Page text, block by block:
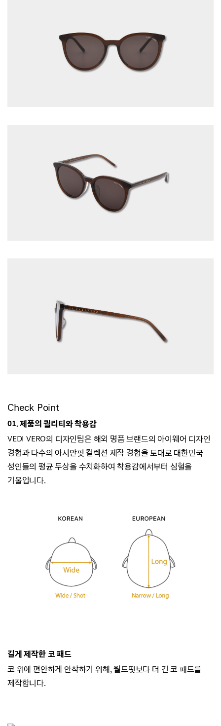
Check Point
01. 제품의 퀄리티와 착용감
VEDI VERO의 디자인팀은 해외 명품 브랜드의 아이웨어 디자인
경험과 다수의 아시안핏 컬렉션 제작 경험을 토대로 대한민국
성인들의 평균 두상을 수치화하여착용감에서부터 심혈을
기울입니다.
길게 제작한 코 패드
코 위에 편안하게 안착하기 위해, 월드핏보다 더 긴 코 패드를
제작합니다.